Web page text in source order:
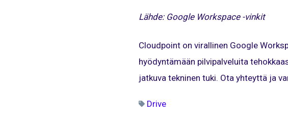
Lähde: Google Workspace -vinkit
Cloudpoint on virallinen Google
hyödyntämään pilvipalveluita
jatkuva tekninen tuki. Ota yhteyttä ja
Drive